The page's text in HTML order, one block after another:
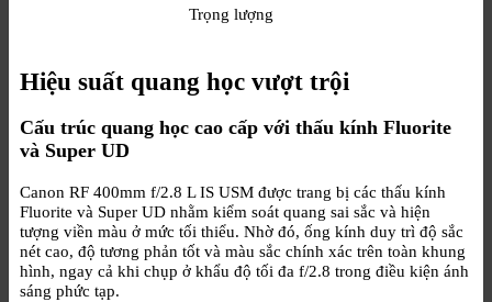
Trọng lượng
Hiệu suất quang học vượt trội
Cấu trúc quang học cao cấp với thấu kính Fluorite
và Super UD
Canon RF 400mm f/2.8 L IS USM được trang bị các thấu kính
Fluorite và Super UD nhằm kiểm soát quang sai sắc và hiện
tượng viền màu ở mức tối thiểu. Nhờ đó, ống kính duy trì độ sắc
nét cao, độ tương phản tốt và màu sắc chính xác trên toàn khung
hình, ngay cả khi chụp ở khẩu độ tối đa f/2.8 trong điều kiện ánh
sáng phức tạp.